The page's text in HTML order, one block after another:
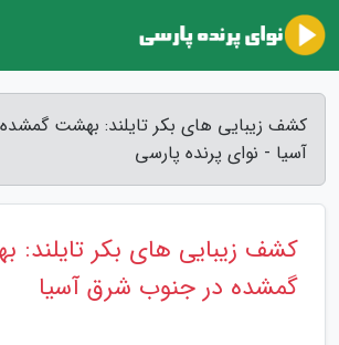
کشف زیبایی های بکر تایلند: بهشت
آسیا - نوای پرنده پارسی
کشف زیبایی های بکر تایلند:
گمشده در جنوب شرق آسیا